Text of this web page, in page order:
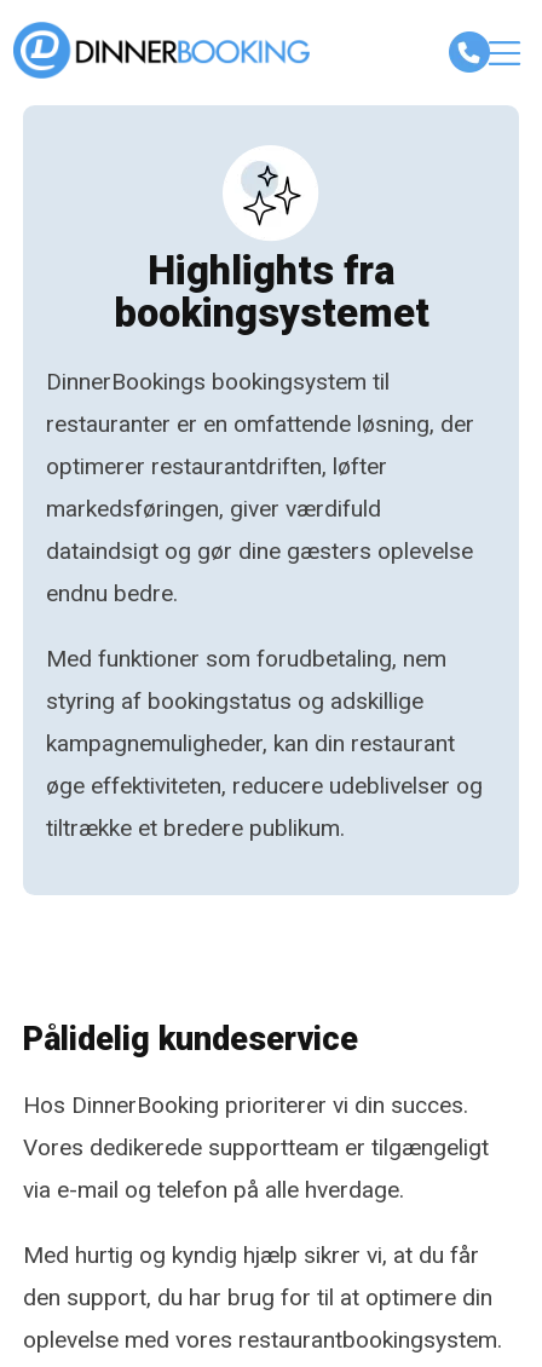
Highlights fra
bookingsystemet
DinnerBookings bookingsystem til
restauranter er en omfattende løsning, der
optimerer restaurantdriften, løfter
markedsføringen, giver værdifuld
dataindsigt og gør dine gæsters oplevelse
endnu bedre.
Med funktioner som forudbetaling, nem
styring af bookingstatus og adskillige
kampagnemuligheder, kan din restaurant
øge effektiviteten, reducere udeblivelser og
tiltrække et bredere publikum.
Pålidelig kundeservice
Hos DinnerBooking prioriterer vi din succes.
Vores dedikerede supportteam er tilgængeligt
via e-mail og telefon på alle hverdage.
Med hurtig og kyndig hjælp sikrer vi, at du får
den support, du har brug for til at optimere din
oplevelse med vores restaurantbookingsystem.